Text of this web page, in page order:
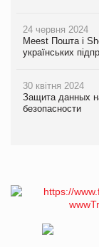
24 червня 2024
Meest Пошта і
українських
30 квітня 2024
Защита данных
безопасности